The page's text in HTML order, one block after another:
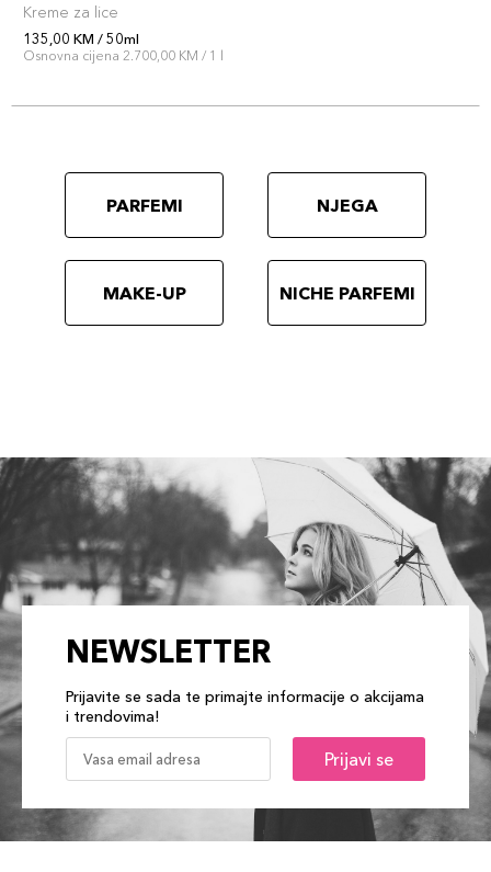
Kreme za lice
135,00 KM / 50ml
Osnovna cijena 2.700,00 KM / 1 l
PARFEMI NJEGA
MAKE-UP NICHE PARFEMI
NEWSLETTER
Prijavite se sada te primajte informacije o akcijama
i trendovima!
Prijavi se